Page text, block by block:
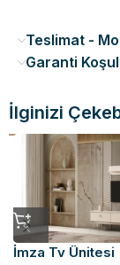
Teslimat -
Garanti
İlginizi
İmza Tv Ünitesi